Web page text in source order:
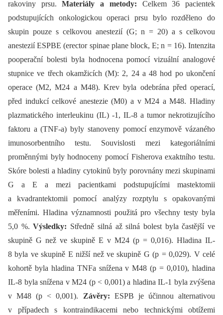
rakoviny prsu.Materiály a metody: Celkem 36 pacientek
podstupujících onkologickou operaci prsu bylo rozděleno do
skupin pouze s celkovou anestezií (G; n = 20) a s celkovou
anestezií ESPBE (erector spinae plane block, E; n = 16). Intenzita
pooperační bolesti byla hodnocena pomocí vizuální analogové
stupnice ve třech okamžicích (M): 2, 24 a 48 hod po ukončení
operace (M2, M24 a M48). Krev byla odebrána před operací,
před indukcí celkové anestezie (M0) a v M24 a M48. Hladiny
plazmatického interleukinu (IL) -1, IL-8 a tumor nekrotizujícího
faktoru a (TNF-a) byly stanoveny pomocí enzymově vázaného
imunosorbentního testu. Souvislosti mezi kategoriálními
proměnnými byly hodnoceny pomocí Fisherova exaktního testu.
Skóre bolesti a hladiny cytokinů byly porovnány mezi skupinami
G a E a mezi pacientkami podstupujícími mastektomii
a kvadrantektomii pomocí analýzy rozptylu s opakovanými
měřeními. Hladina významnosti použitá pro všechny testy byla
5,0 %.Výsledky: Středně silná až silná bolest byla častější ve
skupině G než ve skupině E v M24 (p = 0,016). Hladina IL-
8 byla ve skupině E nižší než ve skupině G (p = 0,029). V celé
kohortě byla hladina TNFa snížena v M48 (p = 0,010), hladina
IL-8 byla snížena v M24 (p < 0,001) a hladina IL-1 byla zvýšena
v M48 (p < 0,001). Závěry: ESPB je účinnou alternativou
v případech s kontraindikacemi nebo technickými obtížemi